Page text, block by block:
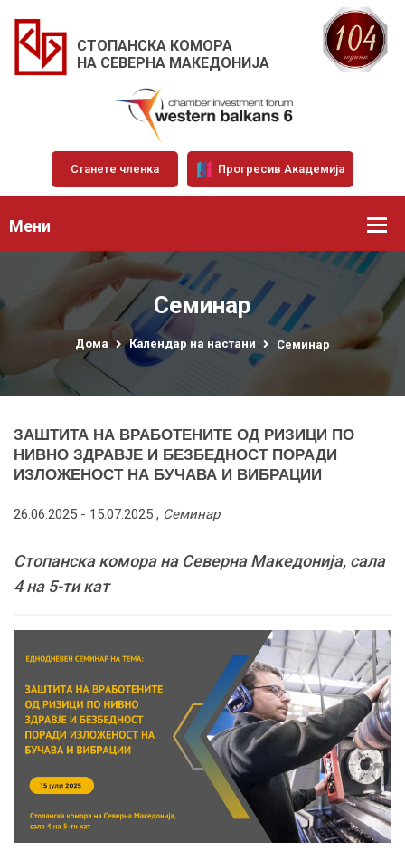
СТОПАНСКА КОМОРА
НА СЕВЕРНА МАКЕДОНИЈА
Станете членка Прогресив Академија
Мени
Семинар
Дома Календар на настани Семинар
ЗАШТИТА НА ВРАБОТЕНИТЕ ОД РИЗИЦИ ПО
НИВНО ЗДРАВЈЕ И БЕЗБЕДНОСТ ПОРАДИ
ИЗЛОЖЕНОСТ НА БУЧАВА И ВИБРАЦИИ
26.06.2025 - 15.07.2025 , Семинар
Стопанска комора на Северна Македонија, сала
4 на 5-ти кат